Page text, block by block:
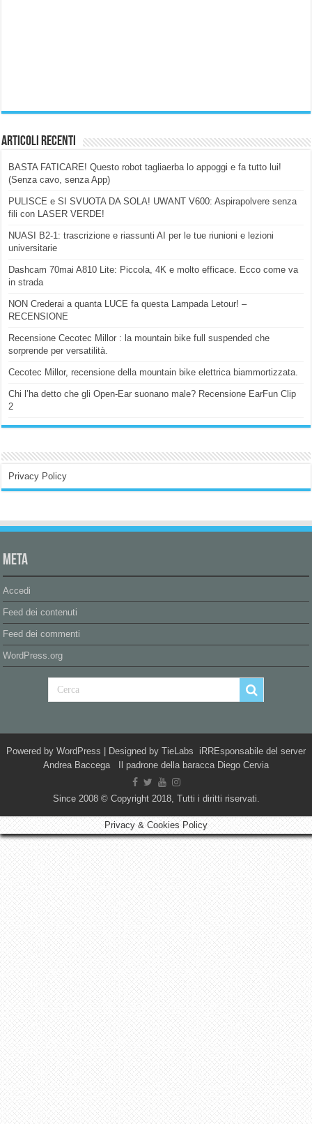
Articoli Recenti
BASTA FATICARE! Questo robot tagliaerba lo appoggi e fa tutto lui!
(Senza cavo, senza App)
PULISCE e SI SVUOTA DA SOLA! UWANT V600: Aspirapolvere senza
fili con LASER VERDE!
NUASI B2-1: trascrizione e riassunti AI per le tue riunioni e lezioni
universitarie
Dashcam 70mai A810 Lite: Piccola, 4K e molto efficace. Ecco come va
in strada
NON Crederai a quanta LUCE fa questa Lampada Letour! –
RECENSIONE
Recensione Cecotec Millor : la mountain bike full suspended che
sorprende per versatilità.
Cecotec Millor, recensione della mountain bike elettrica biammortizzata.
Chi l’ha detto che gli Open-Ear suonano male? Recensione EarFun Clip
2
Privacy Policy
Meta
Accedi
Feed dei contenuti
Feed dei commenti
WordPress.org
Powered by WordPress | Designed by TieLabs iRREsponsabile del server
Andrea Baccega Il padrone della baracca Diego Cervia
Since 2008 © Copyright 2018, Tutti i diritti riservati.
Privacy & Cookies Policy